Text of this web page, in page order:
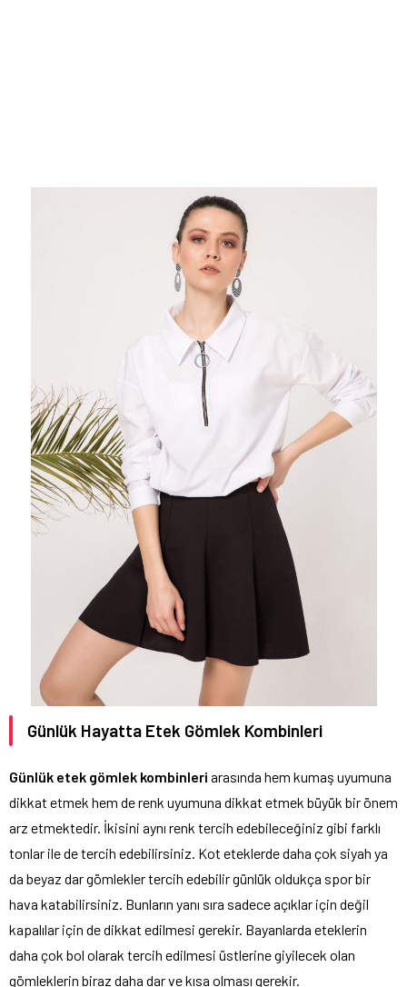
Günlük Hayatta Etek Gömlek Kombinleri
Günlük etek gömlek kombinleri arasında hem kumaş uyumuna
dikkat etmek hem de renk uyumuna dikkat etmek büyük bir önem
arz etmektedir. İkisini aynı renk tercih edebileceğiniz gibi farklı
tonlar ile de tercih edebilirsiniz. Kot eteklerde daha çok siyah ya
da beyaz dar gömlekler tercih edebilir günlük oldukça spor bir
hava katabilirsiniz. Bunların yanı sıra sadece açıklar için değil
kapalılar için de dikkat edilmesi gerekir. Bayanlarda eteklerin
daha çok bol olarak tercih edilmesi üstlerine giyilecek olan
gömleklerin biraz daha dar ve kısa olması gerekir.